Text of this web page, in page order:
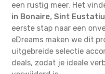
een rustig meer. Het
in Bonaire, Sint
eerste stap naar een
eDreams maken we dit
uitgebreide selectie
deals, zodat je ideale